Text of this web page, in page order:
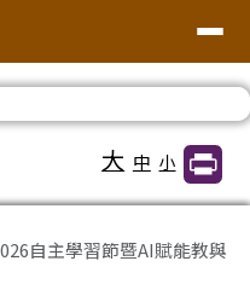
大 中 小
自主學習節暨AI賦能教與